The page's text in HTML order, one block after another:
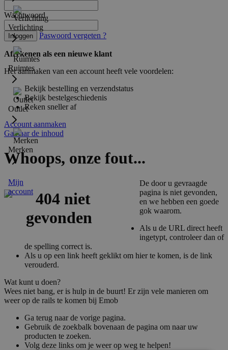
Verlichting
Ruimtes
Outlet
Merken
Mijn
account
Wachtwoord
Inloggen Paswoord vergeten ?
Afrekenen als een nieuwe klant
Het aanmaken van een account heeft vele voordelen:
Bekijk bestelling en verzendstatus
Bekijk bestelgeschiedenis
Reken sneller af
Account aanmaken
Ga naar de inhoud
Whoops, onze fout...
De door u gevraagde
pagina is niet gevonden,
en we hebben een goede
gok waarom.
Als u de URL direct heeft
ingetypt, controleer dan of
de spelling correct is.
Als u op een link heeft geklikt om hier te komen, is de link
verouderd.
Wat kunt u doen?
Wees niet bang, er is hulp in de buurt! Er zijn vele manieren om
weer op de rails te komen bij Emob
Ga terug naar de vorige pagina.
Gebruik de zoekbalk bovenaan de pagina om naar uw
producten te zoeken.
Volg deze links om je weer op weg te helpen!